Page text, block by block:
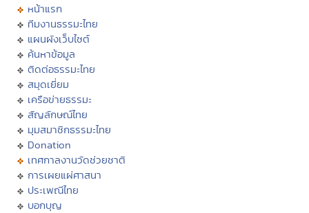
หน้าแรก
ทีมงานธรรมะไทย
แผนผังเว็บไซต์
ค้นหาข้อมูล
ติดต่อธรรมะไทย
สมุดเยี่ยม
เครือข่ายธรรมะ
สัญลักษณ์ไทย
มุมสมาชิกธรรมะไทย
Donation
เทศกาลงานวัดช่วยชาติ
การเผยแผ่ศาสนา
ประเพณีไทย
บอกบุญ